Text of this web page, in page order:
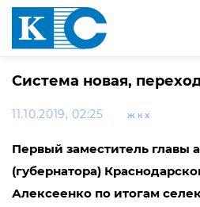
Система новая,
11.10.2019, 02:25 ЖКХ
Первый заместитель главы
(губернатора)
Алексеенко по итогам